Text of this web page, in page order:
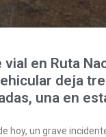
en Ruta
deja
una en
hoy, un grave